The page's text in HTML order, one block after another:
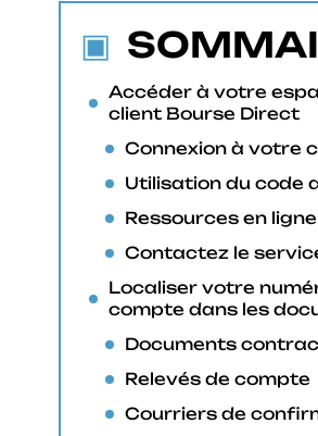
Accéder à votre
client Bourse Direct
Connexion à votre
Utilisation du code
Ressources en ligne
Contactez le
Localiser votre
compte dans les
Documents
Relevés de compte
Courriers de